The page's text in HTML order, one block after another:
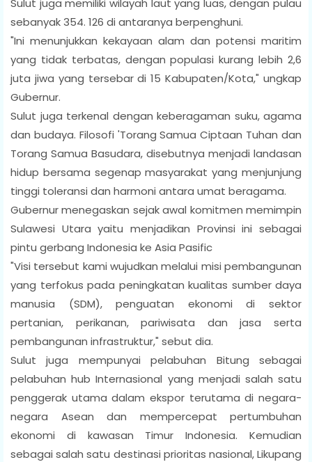
Sulut juga memiliki wilayah laut yang luas, dengan pulau
sebanyak 354. 126 di antaranya berpenghuni.
"Ini menunjukkan kekayaan alam dan potensi maritim
yang tidak terbatas, dengan populasi kurang lebih 2,6
juta jiwa yang tersebar di 15 Kabupaten/Kota," ungkap
Gubernur.
Sulut juga terkenal dengan keberagaman suku, agama
dan budaya. Filosofi 'Torang Samua Ciptaan Tuhan dan
Torang Samua Basudara, disebutnya menjadi landasan
hidup bersama segenap masyarakat yang menjunjung
tinggi toleransi dan harmoni antara umat beragama.
Gubernur menegaskan sejak awal komitmen memimpin
Sulawesi Utara yaitu menjadikan Provinsi ini sebagai
pintu gerbang Indonesia ke Asia Pasific
"Visi tersebut kami wujudkan melalui misi pembangunan
yang terfokus pada peningkatan kualitas sumber daya
manusia (SDM), penguatan ekonomi di sektor
pertanian, perikanan, pariwisata dan jasa serta
pembangunan infrastruktur," sebut dia.
Sulut juga mempunyai pelabuhan Bitung sebagai
pelabuhan hub Internasional yang menjadi salah satu
penggerak utama dalam ekspor terutama di negara-
negara Asean dan mempercepat pertumbuhan
ekonomi di kawasan Timur Indonesia. Kemudian
sebagai salah satu destinasi prioritas nasional, Likupang